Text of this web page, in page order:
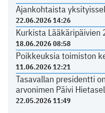
Ajankohtaista
22.06.2026 14:26
Kurkista Lääkäripäivien
18.06.2026 08:58
Poikkeuksia toimiston
11.06.2026 12:21
Tasavallan presidentti
arvonimen Päivi
22.05.2026 11:49